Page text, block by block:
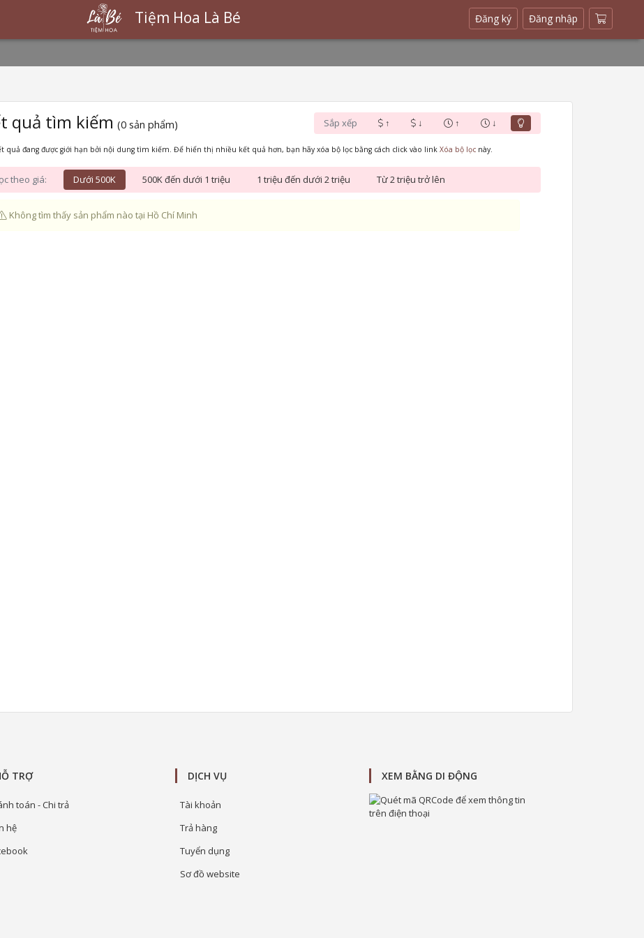
Tiệm Hoa Là Bé Đăng ký(current)
Đăng nhập
Sắp xếp ↑ ↓ ↑ ↓
quả tìm kiếm (0 sản phẩm)
quả đang được giới hạn bởi nội dung tìm kiếm. Để hiển thị nhiều kết quả hơn, bạn hãy xóa bộ lọc bằng cách click vào link Xóa bộ lọc này.
theo giá: Dưới 500K 500K đến dưới 1 triệu 1 triệu đến dưới 2 triệu Từ 2 triệu trở lên
Không tìm thấy sản phẩm nào tại Hồ Chí Minh
TRỢ
toán - Chi trả
hệ
DỊCH VỤ
Tài khoản
Trả hàng
Tuyển dụng
Sơ đồ website
XEM BẰNG DI ĐỘNG